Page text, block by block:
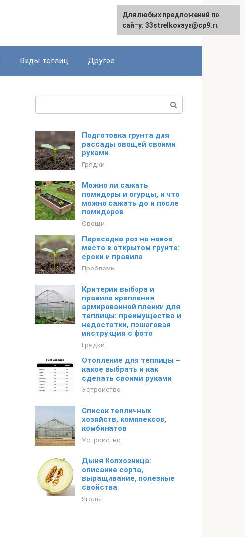
Виды теплиц Другое
Подготовка грунта для
рассады овощей своими
руками
Грядки
Можно ли сажать
помидоры и огурцы, и что
можно сажать до и после
помидоров
Овощи
Пересадка роз на новое
место в открытом грунте:
сроки и правила
Проблемы
Критерии выбора и
правила крепления
армированной пленки для
теплицы: преимущества и
недостатки, пошаговая
инструкция с фото
Грядки
Отопление для теплицы –
какое выбрать и как
сделать своими руками
Устройство
Список тепличных
хозяйств, комплексов,
комбинатов
Устройство
Дыня Колхозница:
описание сорта,
выращивание, полезные
свойства
Ягоды
Для любых предложений по
сайту: 33strelkovaya@cp9.ru